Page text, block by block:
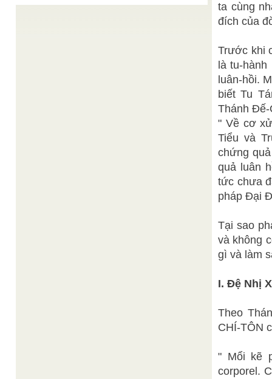
ta cùng
đích của
Trước khi
là tu-
luân-hồi.
biết Tu
Thánh Đế-
" Về cơ
Tiểu và
chứng
quả luân
tức chưa
pháp Đại
Tại sao
và không
gì và làm
I. Ðệ Nhị
Theo
CHÍ-TÔN
" Mổi kẽ
corporel.